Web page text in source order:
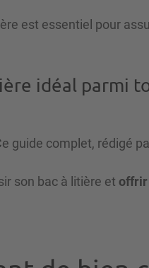
est essentiel pour
idéal parmi
guide complet, rédigé
son bac à litière et offrir